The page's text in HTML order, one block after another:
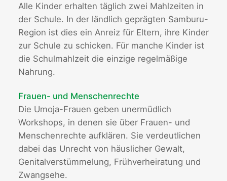
Alle Kinder erhalten täglich zwei Mahlzeiten in
der Schule. In der ländlich geprägten Samburu-
Region ist dies ein Anreiz für Eltern, ihre Kinder
zur Schule zu schicken. Für manche Kinder ist
die Schulmahlzeit die einzige regelmäßige
Nahrung.
Frauen- und Menschenrechte
Die Umoja-Frauen geben unermüdlich
Workshops, in denen sie über Frauen- und
Menschenrechte aufklären. Sie verdeutlichen
dabei das Unrecht von häuslicher Gewalt,
Genitalverstümmelung, Frühverheiratung und
Zwangsehe.